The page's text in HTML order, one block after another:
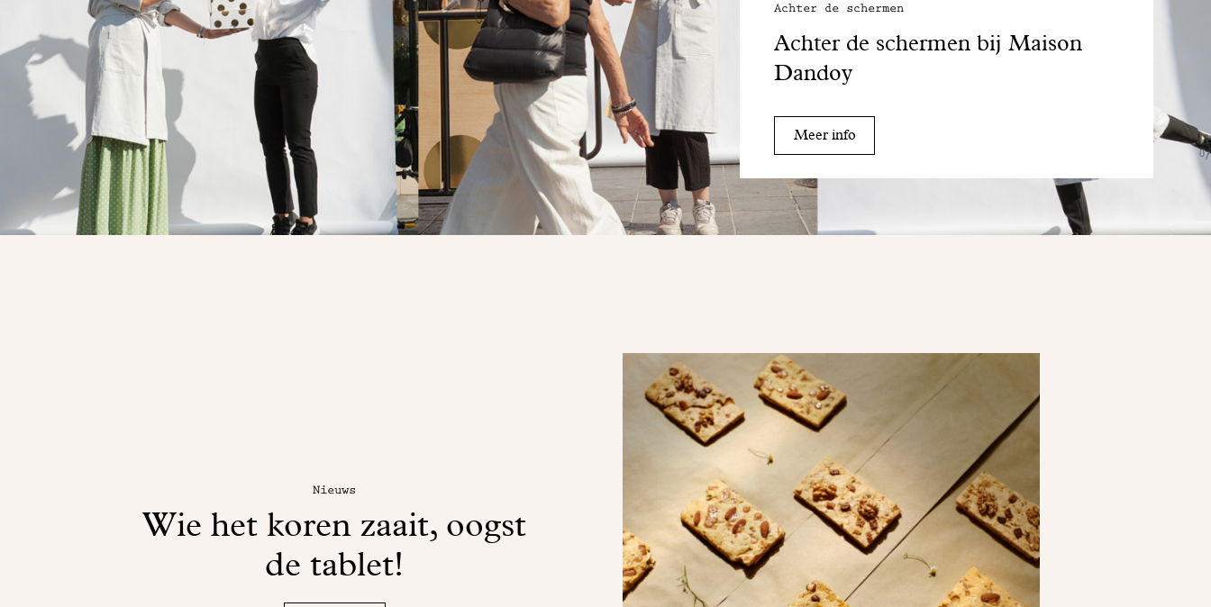
Achter de schermen
Achter de schermen bij Maison
Dandoy
Meer info
Nieuws
Wie het koren zaait, oogst
de tablet!